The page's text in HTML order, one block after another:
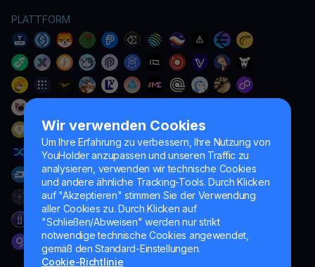
Wir verwenden Cookies
Um Ihre Erfahrung zu verbessern, Ihre Nutzung von
YouHolder anzupassen und unseren Traffic zu
analysieren, verwenden wir technische Cookies
und andere ähnliche Tracking-Tools. Durch Klicken
auf "Akzeptieren" stimmen Sie der Verwendung
aller Cookies zu. Durch Klicken auf
"Schließen/Abweisen" werden nur strikt
notwendige technische Cookies angewendet,
gemäß den Standard-Einstellungen.
Cookie-Richtlinie
PLATTFORM